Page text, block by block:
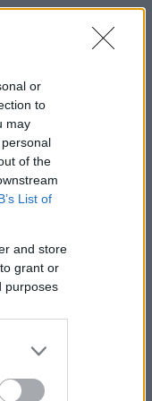
or
to
may
of the
List of
and store
grant or
purposes